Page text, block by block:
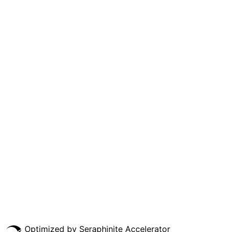
Optimized by Seraphinite Accelerator